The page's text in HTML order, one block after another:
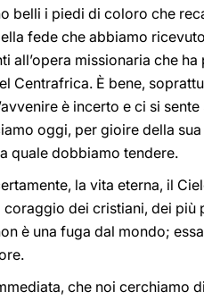
belli i piedi di coloro che
fede che abbiamo
all’opera missionaria che
Centrafrica. È bene,
è incerto e ci si
oggi, per gioire della
quale dobbiamo tendere.
la vita eterna, il
coraggio dei cristiani, dei
è una fuga dal mondo;
che noi cerchiamo